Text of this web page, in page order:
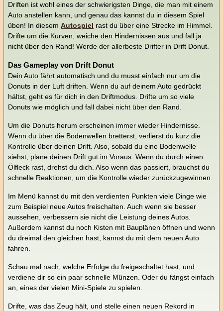
Driften ist wohl eines der schwierigsten Dinge, die man mit einem
Auto anstellen kann, und genau das kannst du in diesem Spiel
üben! In diesem Autospiel rast du über eine Strecke im Himmel.
Drifte um die Kurven, weiche den Hindernissen aus und fall ja
nicht über den Rand! Werde der allerbeste Drifter in Drift Donut.
Das Gameplay von Drift Donut
Dein Auto fährt automatisch und du musst einfach nur um die
Donuts in der Luft driften. Wenn du auf deinem Auto gedrückt
hältst, geht es für dich in den Driftmodus. Drifte um so viele
Donuts wie möglich und fall dabei nicht über den Rand.
Um die Donuts herum erscheinen immer wieder Hindernisse.
Wenn du über die Bodenwellen bretterst, verlierst du kurz die
Kontrolle über deinen Drift. Also, sobald du eine Bodenwelle
siehst, plane deinen Drift gut im Voraus. Wenn du durch einen
Ölfleck rast, drehst du dich. Also wenn das passiert, brauchst du
schnelle Reaktionen, um die Kontrolle wieder zurückzugewinnen.
Im Menü kannst du mit den verdienten Punkten viele Dinge wie
zum Beispiel neue Autos freischalten. Auch wenn sie besser
aussehen, verbessern sie nicht die Leistung deines Autos.
Außerdem kannst du noch Kisten mit Bauplänen öffnen und wenn
du dreimal den gleichen hast, kannst du mit dem neuen Auto
fahren.
Schau mal nach, welche Erfolge du freigeschaltet hast, und
verdiene dir so ein paar schnelle Münzen. Oder du fängst einfach
an, eines der vielen Mini-Spiele zu spielen.
Drifte, was das Zeug hält, und stelle einen neuen Rekord in